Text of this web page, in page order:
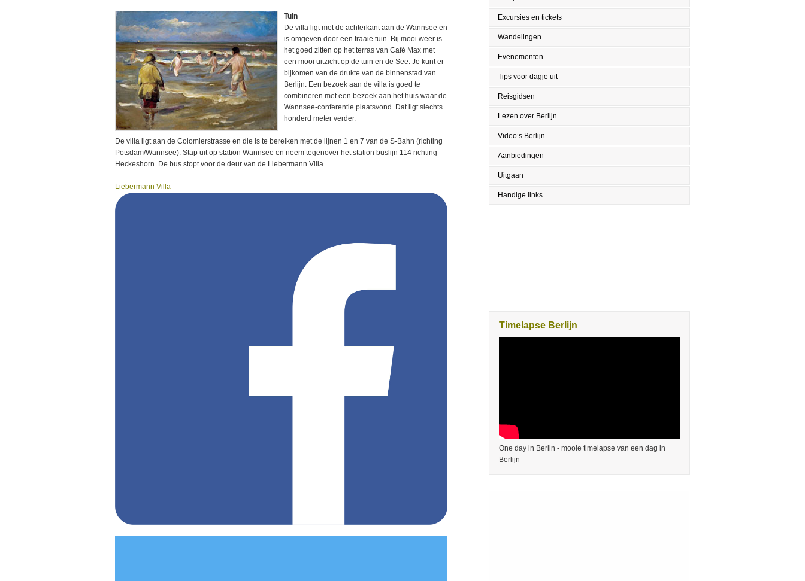
Tuin
De villa ligt met de achterkant aan de Wannsee en
is omgeven door een fraaie tuin. Bij mooi weer is
het goed zitten op het terras van Café Max met
een mooi uitzicht op de tuin en de See. Je kunt er
bijkomen van de drukte van de binnenstad van
Berlijn. Een bezoek aan de villa is goed te
combineren met een bezoek aan het huis waar de
Wannsee-conferentie plaatsvond. Dat ligt slechts
honderd meter verder.
De villa ligt aan de Colomierstrasse en die is te bereiken met de lijnen 1 en 7 van de S-Bahn (richting
Potsdam/Wannsee). Stap uit op station Wannsee en neem tegenover het station buslijn 114 richting
Heckeshorn. De bus stopt voor de deur van de Liebermann Villa.
Liebermann Villa
Excursies en tickets
Wandelingen
Evenementen
Tips voor dagje uit
Reisgidsen
Lezen over Berlijn
Video’s Berlijn
Aanbiedingen
Uitgaan
Handige links
Timelapse Berlijn
One day in Berlin - mooie timelapse van een dag in
Berlijn